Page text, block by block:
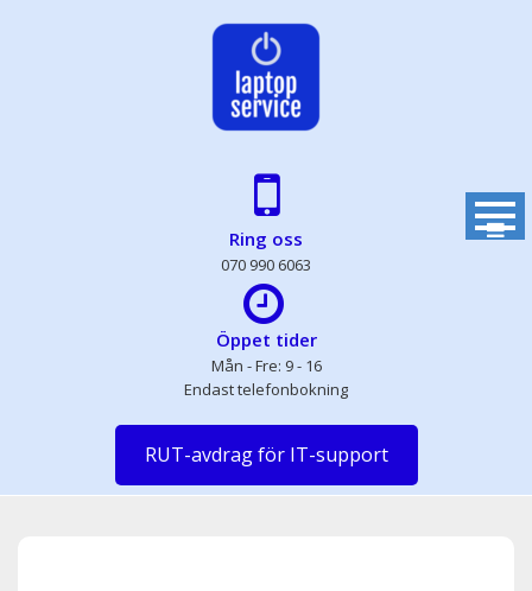
Ring oss
070 990 6063
Öppet tider
Mån - Fre: 9 - 16
Endast telefonbokning
RUT-avdrag för IT-support